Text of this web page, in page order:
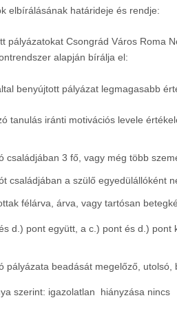
elbírálásának határideje és rendje:
pályázatokat Csongrád Város Roma
alapján bírálja el:
benyújtott pályázat legmagasabb
tanulás iránti motivációs levele
családjában 3 fő, vagy még több
családjában a szülő egyedülállóként
félárva, árva, vagy tartósan
d.) pont együtt, a c.) pont és d.) pont
pályázata beadását megelőző,
szerint: igazolatlan hiányzása nincs